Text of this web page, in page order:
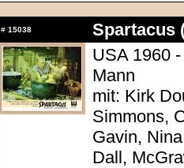
# 15038
Spartacus
USA 1960
Mann
mit: Kirk
Simmons,
Gavin,
Dall,